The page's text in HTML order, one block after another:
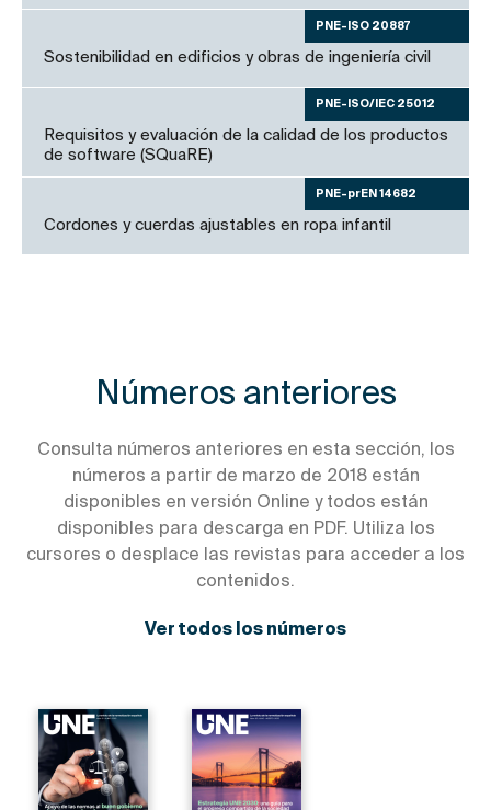
PNE-ISO 20887
Sostenibilidad en edificios y obras de ingeniería civil
PNE-ISO/IEC 25012
Requisitos y evaluación de la calidad de los productos
de software (SQuaRE)
PNE-prEN 14682
Cordones y cuerdas ajustables en ropa infantil
Números anteriores
Consulta números anteriores en esta sección, los
números a partir de marzo de 2018 están
disponibles en versión Online y todos están
disponibles para descarga en PDF. Utiliza los
cursores o desplace las revistas para acceder a los
contenidos.
Ver todos los números